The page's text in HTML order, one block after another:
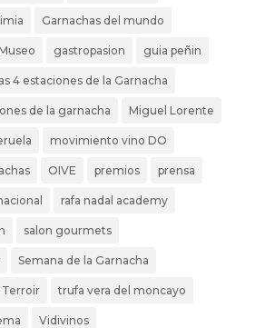
Garnachas del mundo
gastropasion guia peñin
4 estaciones de la Garnacha
de la garnacha Miguel Lorente
movimiento vino DO
OIVE premios prensa
rafa nadal academy
salon gourmets
Semana de la Garnacha
Terroir trufa vera del moncayo
Vidivinos